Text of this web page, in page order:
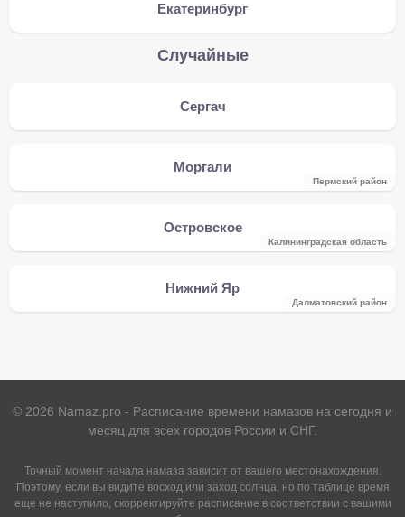
Екатеринбург
Случайные
Сергач
Моргали
Пермский район
Островское
Калининградская область
Нижний Яр
Далматовский район
© 2026 Namaz.pro - Расписание времени намазов на сегодня и
месяц для всех городов России и СНГ.
Точный момент начала намаза зависит от вашего местонахождения.
Поэтому, если вы видите восход или заход солнца, но по таблице время
еще не наступило, скорректируйте расписание в соответствии с вашими